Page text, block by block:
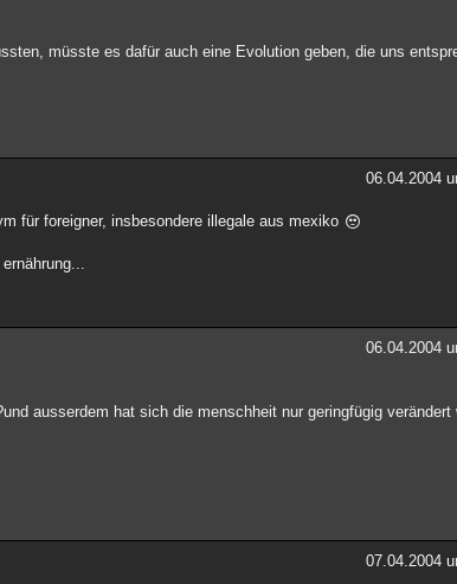
müsste es dafür auch eine Evolution geben, die uns
06.04.2004
für foreigner, insbesondere illegale aus mexiko
06.04.2004
ausserdem hat sich die menschheit nur geringfügig verändert
07.04.2004